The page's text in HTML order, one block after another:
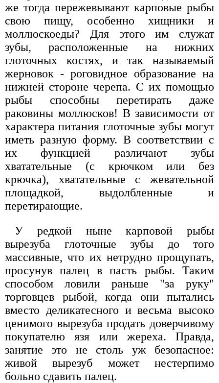
же тогда пережевывают карповые рыбы
свою пищу, особенно хищники и
моллюскоеды? Для этого им служат
зубы, расположенные на нижних
глоточных костях, и так называемый
жерновок - роговидное образование на
нижней стороне черепа. С их помощью
рыбы способны перетирать даже
раковины моллюсков! В зависимости от
характера питания глоточные зубы могут
иметь разную форму. В соответствии с
их функцией различают зубы
хватательные (с крючком или без
крючка), хватательные с жевательной
площадкой, выдолбленные и
перетирающие.
У редкой ныне карповой рыбы
вырезуба глоточные зубы до того
массивные, что их нетрудно прощупать,
просунув палец в пасть рыбы. Таким
способом ловили раньше "за руку"
торговцев рыбой, когда они пытались
вместо деликатесного и весьма высоко
ценимого вырезуба продать доверчивому
покупателю язя или жереха. Правда,
занятие это не столь уж безопасное:
живой вырезуб может нестерпимо
больно сдавить палец.